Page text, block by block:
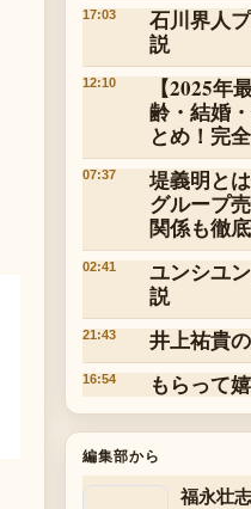
17:03
石川界人
説
12:10
【2025
齢・結婚
とめ！完
07:37
堤義明と
グループ
関係も徹
02:41
ユンシユ
説
21:43 井上祐貴
16:54 もらって
編集部から
福永壮